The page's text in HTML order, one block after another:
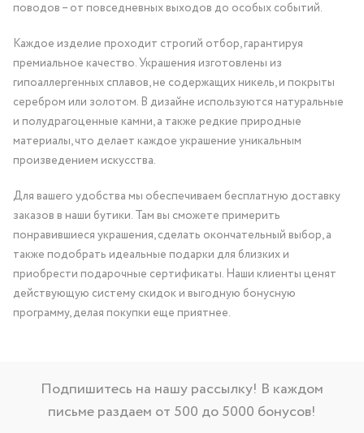
поводов – от повседневных выходов до особых событий.
Каждое изделие проходит строгий отбор, гарантируя
премиальное качество. Украшения изготовлены из
гипоаллергенных сплавов, не содержащих никель, и покрыты
серебром или золотом. В дизайне используются натуральные
и полудрагоценные камни, а также редкие природные
материалы, что делает каждое украшение уникальным
произведением искусства.
Для вашего удобства мы обеспечиваем бесплатную доставку
заказов в наши бутики. Там вы сможете примерить
понравившиеся украшения, сделать окончательный выбор, а
также подобрать идеальные подарки для близких и
приобрести подарочные сертификаты. Наши клиенты ценят
действующую систему скидок и выгодную бонусную
программу, делая покупки еще приятнее.
Подпишитесь на нашу рассылку! В каждом
письме раздаем от 500 до 5000 бонусов!